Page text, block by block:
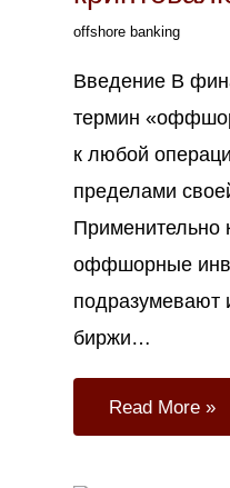
offshore banking
Введение В
термин
к любой
пределами
Применительно
оффшорные
подразумевают
биржи…
Read More »